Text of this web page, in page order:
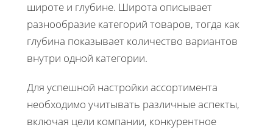
широте и глубине. Широта описывает
разнообразие категорий товаров, тогда как
глубина показывает количество вариантов
внутри одной категории.
Для успешной настройки ассортимента
необходимо учитывать различные аспекты,
включая цели компании, конкурентное